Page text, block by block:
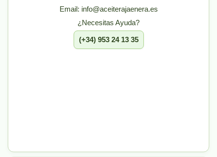
Email: info@aceiterajaenera.es
¿Necesitas Ayuda?
(+34) 953 24 13 35